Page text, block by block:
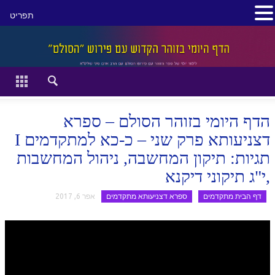
סגור
זוהר מתקדמים
להתחיל מההתחלה:
הקדמת ספר הזוהר מתחילים
הדף היומי בזוהר הסולם – ספרא
דצניעותא פרק שני – כ-כא למתקדמים I
תגיות: תיקון המחשבה, ניהול המחשבות
,י"ג תיקוני דיקנא
דף הבית מתקדמים ספרא דצניעותא מתקדמים אפר 6, 2017
תפריט